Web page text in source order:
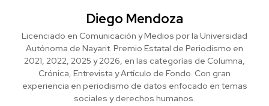
Diego Mendoza
Licenciado en Comunicación y Medios por la Universidad
Autónoma de Nayarit. Premio Estatal de Periodismo en
2021, 2022, 2025 y 2026, en las categorías de Columna,
Crónica, Entrevista y Artículo de Fondo. Con gran
experiencia en periodismo de datos enfocado en temas
sociales y derechos humanos.